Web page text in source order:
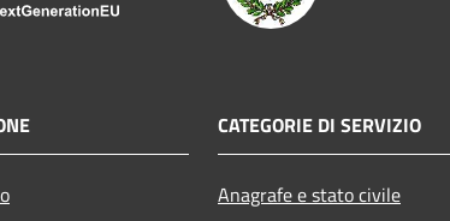
CATEGORIE DI SERVIZIO
Anagrafe e stato civile